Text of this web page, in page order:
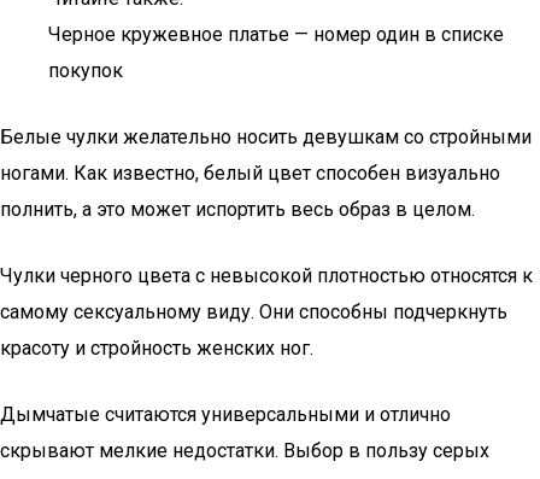
Черное кружевное платье — номер один в списке
покупок
Белые чулки желательно носить девушкам со стройными
ногами. Как известно, белый цвет способен визуально
полнить, а это может испортить весь образ в целом.
Чулки черного цвета с невысокой плотностью относятся к
самому сексуальному виду. Они способны подчеркнуть
красоту и стройность женских ног.
Дымчатые считаются универсальными и отлично
скрывают мелкие недостатки. Выбор в пользу серых